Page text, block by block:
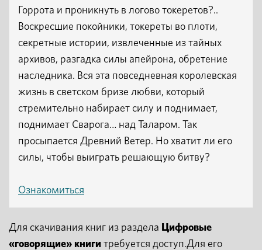
Горрота и проникнуть в логово токеретов?..
Воскресшие покойники, токереты во плоти,
секретные истории, извлеченные из тайных
архивов, разгадка силы апейрона, обретение
наследника. Вся эта повседневная королевская
жизнь в светском бризе любви, который
стремительно набирает силу и поднимает,
поднимает Сварога… над Таларом. Так
просыпается Древний Ветер. Но хватит ли его
силы, чтобы выиграть решающую битву?
Ознакомиться
Для скачивания книг из раздела Цифровые
«говорящие» книги требуется доступ.Для его